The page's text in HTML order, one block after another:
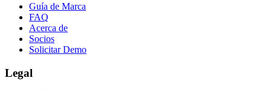
Guía de Marca
FAQ
Acerca de
Socios
Solicitar Demo
Legal